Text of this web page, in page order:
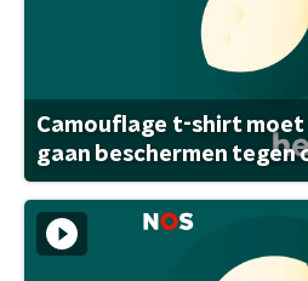
Camouflage t-shirt
gaan beschermen tegen